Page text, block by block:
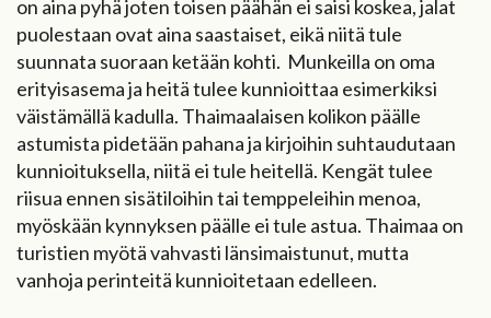
on aina pyhä joten toisen päähän ei saisi koskea, jalat
puolestaan ovat aina saastaiset, eikä niitä tule
suunnata suoraan ketään kohti. Munkeilla on oma
erityisasema ja heitä tulee kunnioittaa esimerkiksi
väistämällä kadulla. Thaimaalaisen kolikon päälle
astumista pidetään pahana ja kirjoihin suhtaudutaan
kunnioituksella, niitä ei tule heitellä. Kengät tulee
riisua ennen sisätiloihin tai temppeleihin menoa,
myöskään kynnyksen päälle ei tule astua. Thaimaa on
turistien myötä vahvasti länsimaistunut, mutta
vanhoja perinteitä kunnioitetaan edelleen.